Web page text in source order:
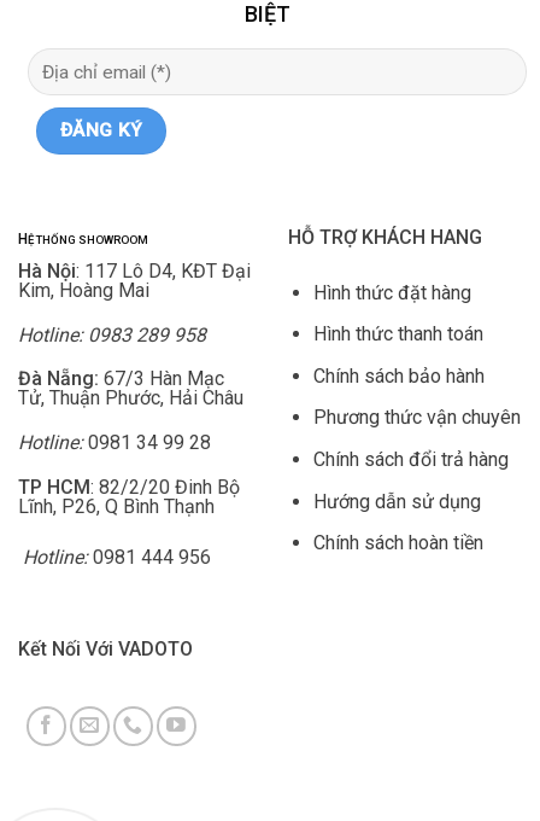
BIỆT
HỆ THỐNG SHOWROOM
Hà Nội: 117 Lô D4, KĐT Đại
Kim, Hoàng Mai
Hotline: 0983 289 958
Đà Nẵng: 67/3 Hàn Mạc
Tử, Thuận Phước, Hải Châu
Hotline:0981 34 99 28
TP HCM: 82/2/20 Đinh Bộ
Lĩnh, P26, Q Bình Thạnh
Hotline:0981 444 956
HỖ TRỢ KHÁCH HANG
Hình thức đặt hàng
Hình thức thanh toán
Chính sách bảo hành
Phương thức vận chuyên
Chính sách đổi trả hàng
Hướng dẫn sử dụng
Chính sách hoàn tiền
Kết Nối Với VADOTO